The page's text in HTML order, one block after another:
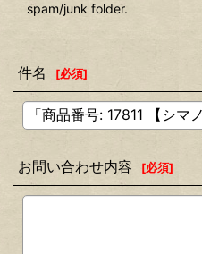
spam/junk folder.
件名 [必須]
お問い合わせ内容 [必須]